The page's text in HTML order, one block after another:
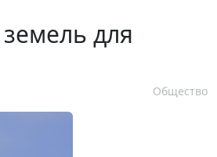
для
Общество